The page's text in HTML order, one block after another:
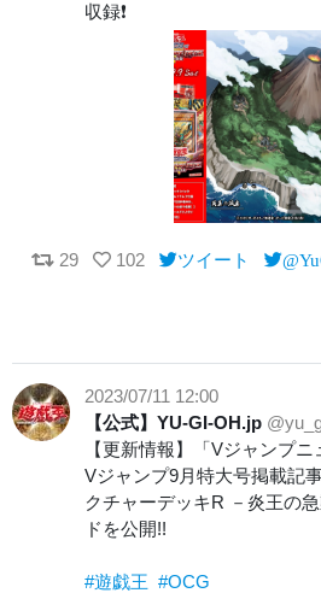
収録❗️
29 102 ツイート
2023/07/11 12:00
【公式】YU-GI-OH.jp
【更新情報】「Vジャンプニ
Vジャンプ9月特大号掲載記
クチャーデッキR －炎王の
ドを公開!!
#遊戯王 #OCG